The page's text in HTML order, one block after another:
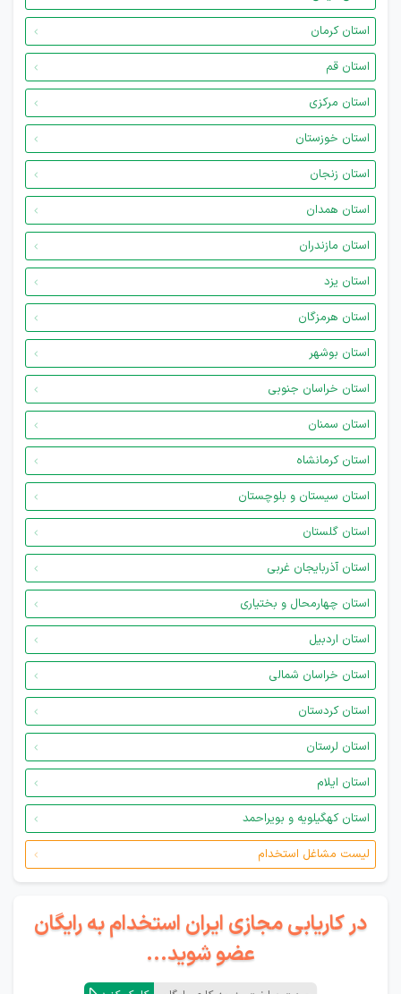
استان کرمان
استان قم
استان مرکزی
استان خوزستان
استان زنجان
استان همدان
استان مازندران
استان یزد
استان هرمزگان
استان بوشهر
استان خراسان جنوبی
استان سمنان
استان کرمانشاه
استان سیستان و بلوچستان
استان گلستان
استان آذربایجان غربی
استان چهارمحال و بختیاری
استان اردبیل
استان خراسان شمالی
استان کردستان
استان لرستان
استان ایلام
استان کهگیلویه و بویراحمد
لیست مشاغل استخدام
در کاریابی مجازی ایران استخدام به رایگان
عضو شوید...